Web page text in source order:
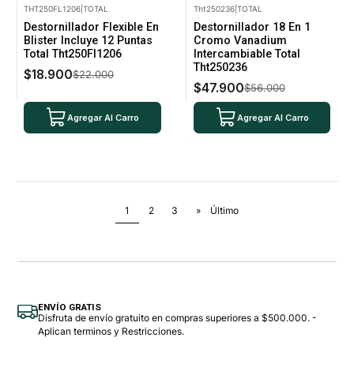
THT250FL1206 |TOTAL
Destornillador Flexible En
Blister Incluye 12 Puntas
Total Tht250Fl1206
$18.900$22.000
Agregar Al Carro
Tht250236| TOTAL
Destornillador 18 En 1
Cromo Vanadium
Intercambiable Total
Tht250236
$47.900$56.000
Agregar Al Carro
1 2 3 » Último
ENVÍO GRATIS
Disfruta de envío gratuito en compras superiores a $500.000. -
Aplican terminos y Restricciones.